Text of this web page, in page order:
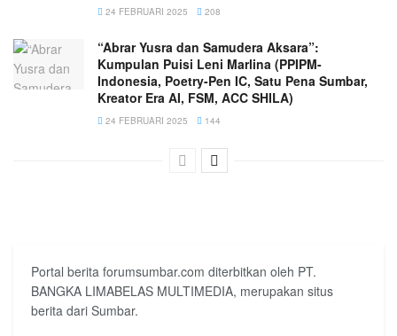
24 FEBRUARI 2025 208
“Abrar Yusra dan Samudera Aksara”:
Kumpulan Puisi Leni Marlina (PPIPM-
Indonesia, Poetry-Pen IC, Satu Pena Sumbar,
Kreator Era AI, FSM, ACC SHILA)
24 FEBRUARI 2025 144
Portal berita forumsumbar.com diterbitkan oleh PT.
BANGKA LIMABELAS MULTIMEDIA, merupakan situs
berita dari Sumbar.